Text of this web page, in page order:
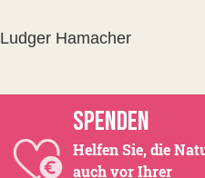
Ludger Hamacher
SPENDEN
Helfen Sie, die
auch vor Ihrer